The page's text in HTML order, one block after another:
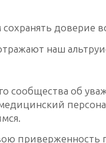
доверие
наш
об